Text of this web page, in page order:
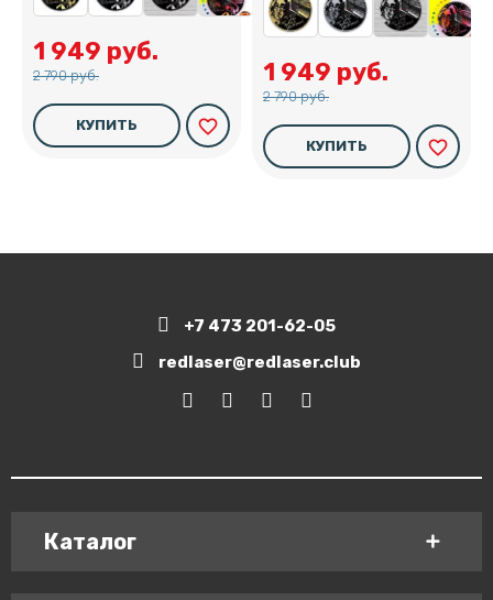
1 949 руб.
2 790 руб.
КУПИТЬ favorite_border
1 949 руб.
2 790 руб.
КУПИТЬ favorite_border
+7 473 201-62-05
redlaser@redlaser.club
Каталог